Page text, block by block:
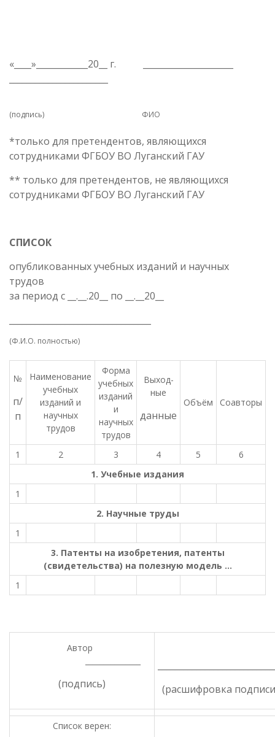
«____»____________20__ г. _____________________
(подпись) ФИО
*только для претендентов, являющихся
сотрудниками ФГБОУ ВО Луганский ГАУ
** только для претендентов, не являющихся
сотрудниками ФГБОУ ВО Луганский ГАУ
СПИСОК
опубликованных учебных изданий и научных
трудов
за период с __.__.20__ по __.__20__
(Ф.И.О. полностью)
№
п/
п
Наименование
учебных
изданий и
научных
трудов
Форма
учебных
изданий
и
научных
трудов
Выход-
ные
данные
Объём Соавторы
1 2 3 4 5
6
1. Учебные издания
1
2. Научные труды
1
3. Патенты на изобретения, патенты
(свидетельства) на полезную модель …
1
Автор
(подпись)
(расшифровка
Список верен: